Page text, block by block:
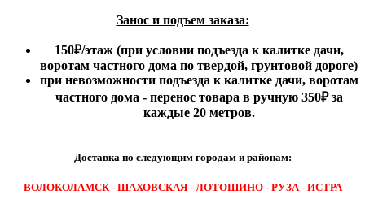
Занос и подъем заказа:
150₽/этаж(при условии подъезда к калитке дачи,
воротам частного дома по твердой, грунтовой дороге)
при невозможности подъезда к калитке дачи, воротам
частного дома - перенос товара в ручную 350₽ за
каждые 20 метров.
Доставка по следующим городам и районам:
ВОЛОКОЛАМСК - ШАХОВСКАЯ - ЛОТОШИНО - РУЗА - ИСТРА